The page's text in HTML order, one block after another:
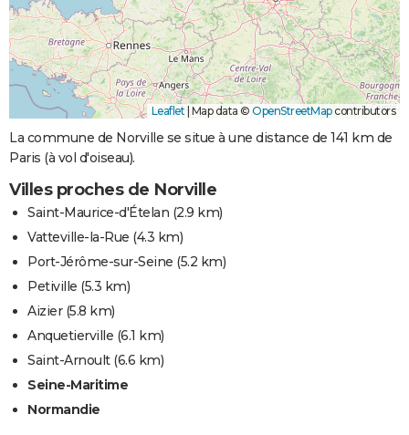
Leaflet Map data © OpenStreetMapcontributors
La commune de Norville se situe à une distance de 141 km de
Paris (à vol d'oiseau).
Villes proches de Norville
Saint-Maurice-d'Ételan (2.9 km)
Vatteville-la-Rue (4.3 km)
Port-Jérôme-sur-Seine (5.2 km)
Petiville (5.3 km)
Aizier(5.8 km)
Anquetierville (6.1 km)
Saint-Arnoult(6.6 km)
Seine-Maritime
Normandie